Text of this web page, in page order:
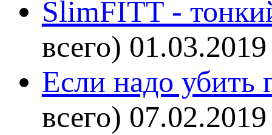
SlimFITT -
всего) 01.03.2019
Если надо убить
всего) 07.02.2019